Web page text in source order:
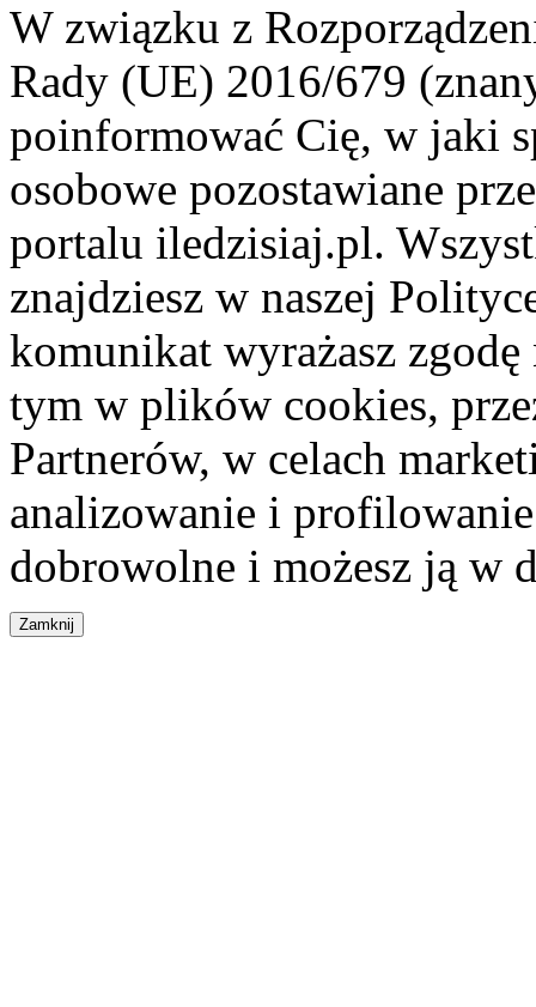
W związku z
Rady (UE) 2016/679
poinformować Cię, w jaki
osobowe pozostawiane
portalu iledzisiaj.pl.
znajdziesz w naszej
komunikat wyrażasz
tym w plików cookies,
Partnerów, w celach
analizowanie i
dobrowolne i możesz ją w